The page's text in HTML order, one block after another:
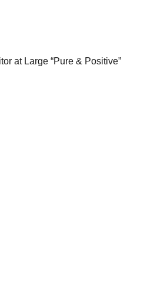
at Large “Pure & Positive”